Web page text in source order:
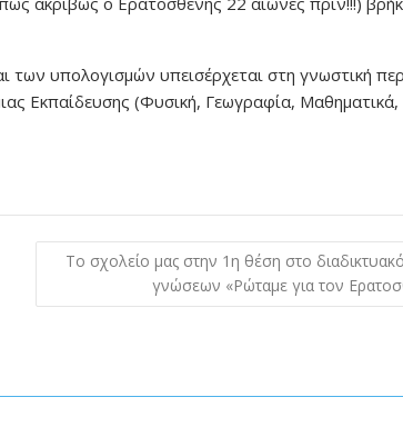
υπολογισμών υπεισέρχεται στη γνωστική
Εκπαίδευσης (Φυσική, Γεωγραφία, Μαθηματικά,
To σχολείο μας στην 1η θέση στο διαδικτυακό
γνώσεων «Ρώταμε για τον